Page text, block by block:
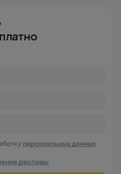
персональных данных
рекламы